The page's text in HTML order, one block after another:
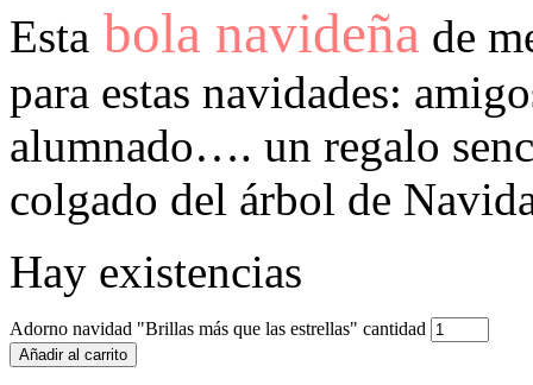
Esta bola navideña de
para estas navidades:
alumnado…. un regalo
colgado del árbol de
Hay existencias
Adorno navidad "Brillas más que las estrellas" cantidad
Añadir al carrito